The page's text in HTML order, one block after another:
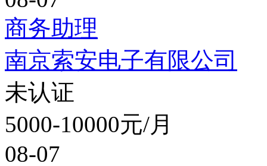
商务助理
南京索安电子有限公司
未认证
5000-10000元/月
08-07